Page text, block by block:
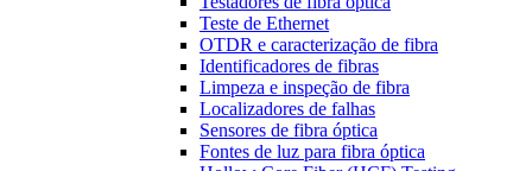
Teste de Ethernet
OTDR e caracterização de fibra
Identificadores de fibras
Limpeza e inspeção de fibra
Localizadores de falhas
Sensores de fibra óptica
Fontes de luz para fibra óptica